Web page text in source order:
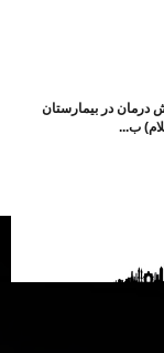
درمان در بیمارستان
ب...